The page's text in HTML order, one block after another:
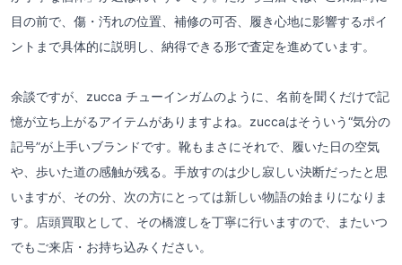
目の前で、傷・汚れの位置、補修の可否、履き心地に影響するポイ
ントまで具体的に説明し、納得できる形で査定を進めています。
余談ですが、zucca チューインガムのように、名前を聞くだけで記
憶が立ち上がるアイテムがありますよね。zuccaはそういう“気分の
記号”が上手いブランドです。靴もまさにそれで、履いた日の空気
や、歩いた道の感触が残る。手放すのは少し寂しい決断だったと思
いますが、その分、次の方にとっては新しい物語の始まりになりま
す。店頭買取として、その橋渡しを丁寧に行いますので、またいつ
でもご来店・お持ち込みください。